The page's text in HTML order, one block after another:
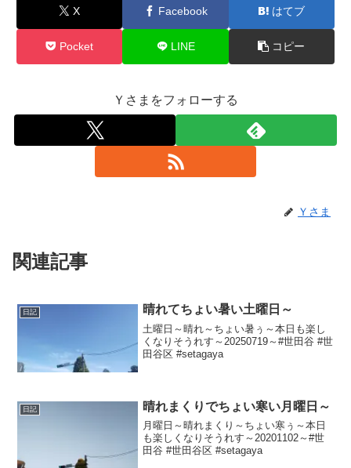
X Facebook はてブ
Pocket LINE コピー
Ｙさまをフォローする
Ｙさま
関連記事
日記 晴れてちょい暑い土曜日～
土曜日～晴れ～ちょい暑ぅ～本日も楽し
くなりそうれす～20250719～#世田谷 #世
田谷区 #setagaya
日記 晴れまくりでちょい寒い月曜日～
月曜日～晴れまくり～ちょい寒ぅ～本日
も楽しくなりそうれす～20201102～#世
田谷 #世田谷区 #setagaya